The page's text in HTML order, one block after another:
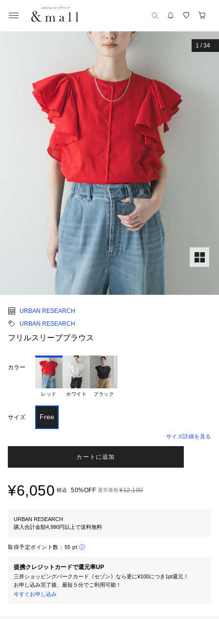
1 /34
URBAN RESEARCH
URBAN RESEARCH
フリルスリーブブラウス
カラー
レッド ホワイト ブラック
サイズ Free
サイズ詳細を見る
カートに追加
¥6,050 税込 50%OFF 通常価格¥12,100
URBAN RESEARCH
購入合計金額4,990円以上で送料無料
取得予定ポイント数： 55 pt
提携クレジットカードで還元率UP
三井ショッピングパークカード《セゾン》なら更に¥100につき1pt還元！
お申し込み完了後、最短５分でご利用可能！
今すぐお申し込み